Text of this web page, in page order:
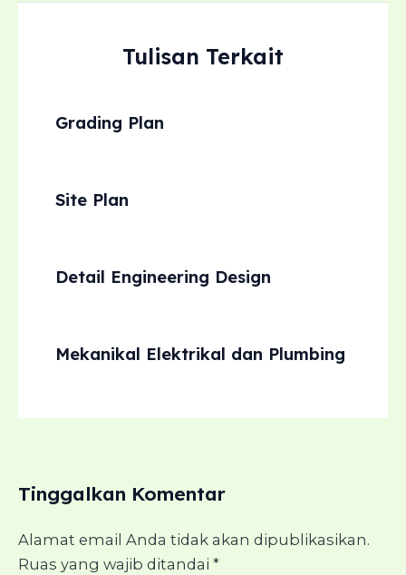
Tulisan Terkait
Grading Plan
Site Plan
Detail Engineering Design
Mekanikal Elektrikal dan Plumbing
Tinggalkan Komentar
Alamat email Anda tidak akan dipublikasikan.
Ruas yang wajib ditandai *